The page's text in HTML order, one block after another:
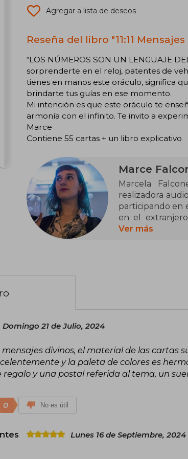
Agregar a lista de deseos
Reseña del libro "11:11
“LOS NÚMEROS SON UN LENGUAJE
sorprenderte en el reloj, patentes de
tienes en manos este oráculo, significa
brindarte tus guías en ese momento.
Mi intención es que este oráculo te
armonía con el infinito. Te invito a
Marce
Contiene 55 cartas + un libro explicativo
Marce
Marcela
realizadora
participando en
en el
realización de
autoayuda,
Ver más
Domingo 21 de Julio, 2024
divinos, el material de las cartas
y la paleta de colores es
y una postal referida al tema, un
0 No es útil
Lunes 16 de Septiembre, 2024